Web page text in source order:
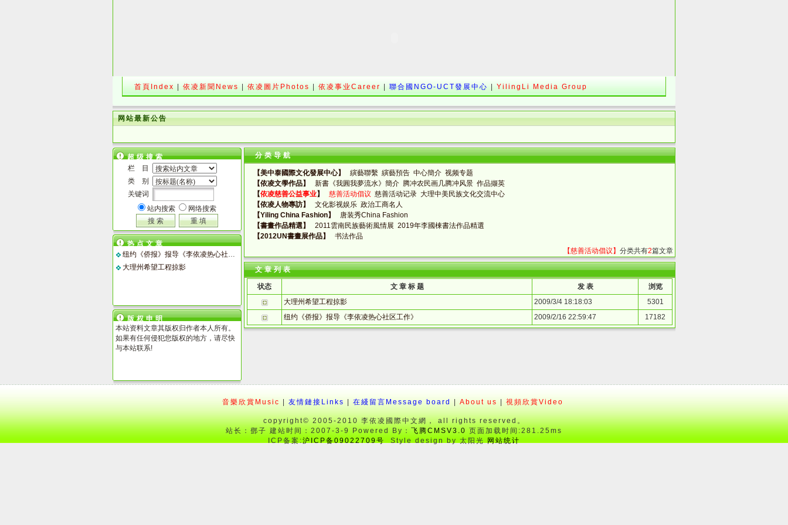
首頁Index 依凌新聞News 依凌圖片Photos 依凌事业Career 聯合國NGO-UCT發展中心 YilingLi Media Group
网站最新公告
超级搜索
栏 目
类 别
关键词
站内搜索
网络搜索
热点文章
纽约《侨报》报导《李依凌热心社区工作》
大理州希望工程掠影
版权申明
本站资料文章其版权归作者本人所有。
如果有任何侵犯您版权的地方，请尽快
与本站联系!
分类导航
【美中泰國際文化發展中心】 縯藝聯繫 縯藝預告 中心簡介 视频专题
【依凌文學作品】
新書《我圓我夢流水》簡介 腾冲农民画几腾冲风景 作品撷英
【依凌慈善公益事业】 慈善活动倡议 慈善活动记录 大理中美民族文化交流中心
【依凌人物專訪】
文化影视娱乐 政治工商名人
【Yiling China Fashion】
唐装秀China Fashion
【書畫作品精選】
2011雲南民族藝術風情展 2019年李國棟書法作品精選
【2012UN書畫展作品】
书法作品
【慈善活动倡议】 分类共有2篇文章
文章列表
状态 文 章 标 题 发 表
浏览
大理州希望工程掠影
2009/3/4 18:18:03
5301
纽约《侨报》报导《李依凌热心社区工作》
2009/2/16 22:59:47 17182
音樂欣賞Music 友情鏈接Links 在綫留言Message board About us 視頻欣賞Video
copyright© 2005-2010 李依凌國際中文網， all rights reserved。
站长：鄧子 建站时间：2007-3-9 Powered By：飞腾CMSV3.0页面加载时间:281.25ms
ICP备案:沪ICP备09022709号 Style design by 太阳光 网站统计